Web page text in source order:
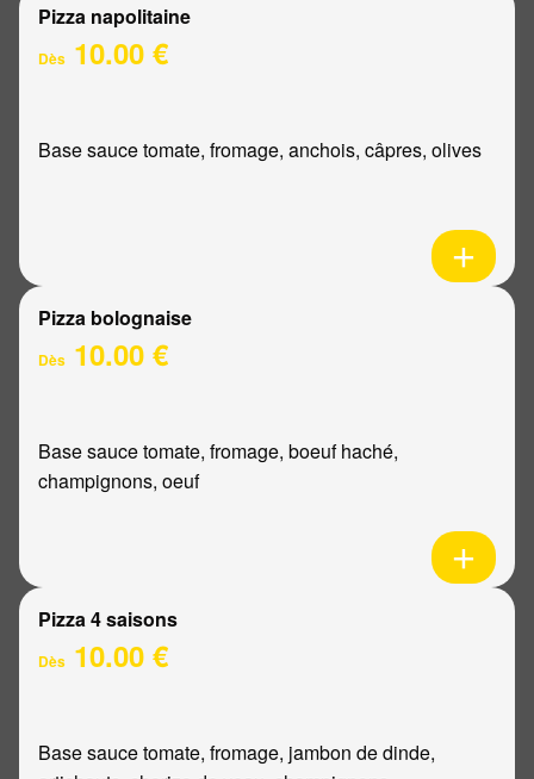
Pizza napolitaine
Dès 10.00 €
Base sauce tomate, fromage, anchois, câpres, olives
Pizza bolognaise
Dès 10.00 €
Base sauce tomate, fromage, boeuf haché,
champignons, oeuf
Pizza 4 saisons
Dès 10.00 €
Base sauce tomate, fromage, jambon de dinde,